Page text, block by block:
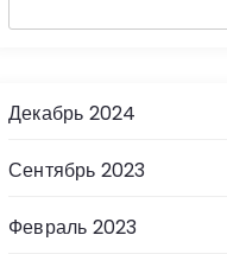
Декабрь 2024
Сентябрь 2023
Февраль 2023